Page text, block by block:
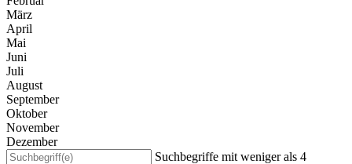
März
April
Mai
Juni
Juli
August
September
Oktober
November
Dezember
Suchbegriffe mit weniger als 4